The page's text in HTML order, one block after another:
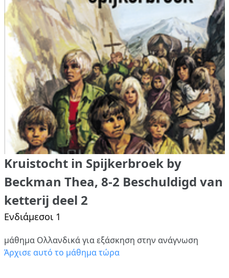
Kruistocht in Spijkerbroek by
Beckman Thea, 8-2 Beschuldigd van
ketterij deel 2
Ενδιάμεσοι 1
μάθημα Ολλανδικά για εξάσκηση στην ανάγνωση
Άρχισε αυτό το μάθημα τώρα